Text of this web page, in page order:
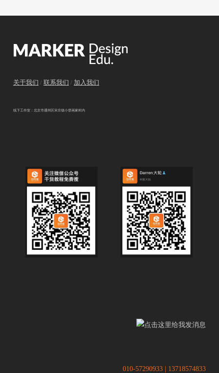
关于我们 / 联系我们 / 加入我们
线下工作室：北京市通州区宋庄镇小堡画家村内
010-57290933 | 13718574833